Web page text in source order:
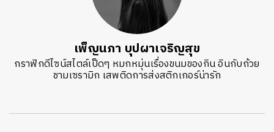
เพ็ญนภา บุปผาเจริญสุข
กราฟิกดีไซน์สไตล์เป็ดๆ หมกหมุ่นเรื่องขนมของกิน อินกับถ้วย
ชามเซรามิก เสพติดการส่งสติกเกอร์น่ารัก